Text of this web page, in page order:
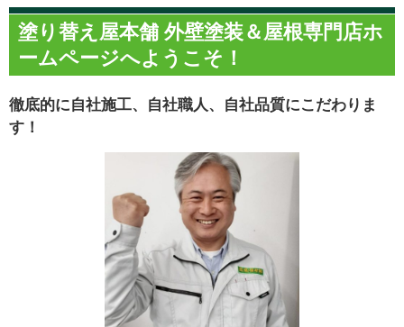
塗り替え屋本舗 外壁塗装＆屋根専門店ホ
ームページへようこそ！
徹底的に自社施工、自社職人、自社品質にこだわりま
す！